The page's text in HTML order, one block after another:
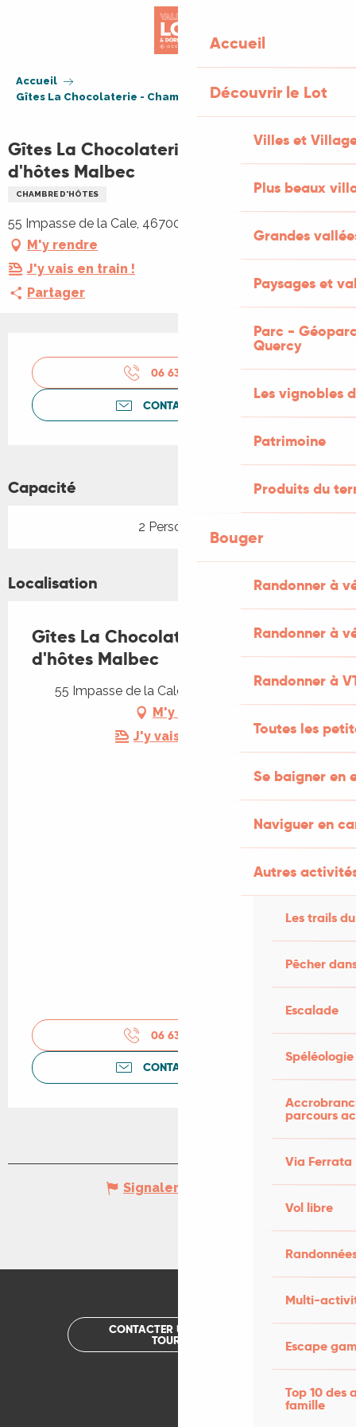
Accueil
Découvrir le Lot
Villes et
Plus beaux
Grandes
Paysages et
Parc -
Quercy
Les vignobles
Patrimoine
Produits du
Bouger
Randonner à
Randonner à
Randonner à
Toutes les
Se baigner en
Naviguer en
Autres
Les trails
Pêcher
Escalade
Spéléologie
parcours
Via Ferrata
Vol libre
Multi-
Escape
Top 10 des
famille
Accueil
Gîtes La Chocolaterie - Chambre d'hôtes Malbec
Gîtes La Chocolaterie - Chambre
d'hôtes Malbec
CHAMBRE D'HÔTES
55 Impasse de la Cale, 46700 Vire-sur-Lot
M'y rendre
J'y vais en train !
Partager
Ouverture et coordonnées
06 63 47 83
CONTACTEZ-NOUS
Capacité
2 Personne(s)
Localisation
Gîtes La Chocolaterie - Chambre
d'hôtes Malbec
55 Impasse de la Cale, 46700 Vire-sur-Lot
M'y rendre
J'y vais en train !
06 63 47 83
CONTACTEZ-NOUS
Signaler une erreur
CONTACTER UN OFFICE DE
TOURISME